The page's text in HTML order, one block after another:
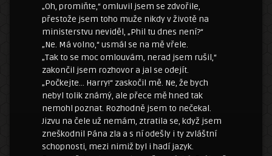
„Oh, promiňte,“ omluvil jsem se zdvořile,
přestože jsem toho muže nikdy v životě na
ministerstvu neviděl, „Phil tu dnes není?“
„Ne. Má volno,“ usmál se na mě vřele.
„Tak to se moc omlouvám, nerad jsem rušil,“
zakončil jsem rozhovor a jal se odejít.
„Počkejte… Harry!“ zaskočil mě. Ne, že bych
nebyl tolik známý, ale přece mě hned tak
nemohl poznat. Rozhodně jsem to nečekal.
Jizvu na čele už nemám, ztratila se, když jsem
zneškodnil Pána zla a s ní odešly i ty zvláštní
schopnosti, mezi nimiž byl i hadí jazyk.